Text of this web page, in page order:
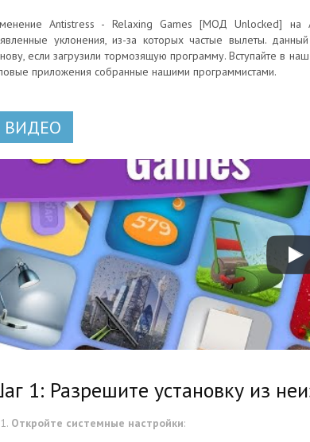
Antistress - Relaxing Games [МОД Unlocked] на
уклонения, из-за которых частые вылеты.
если загрузили тормозящую программу. Вступайте в
приложения собранные нашими программистами.
ВИДЕО
1: Разрешите установку из
Откройте системные настройки: